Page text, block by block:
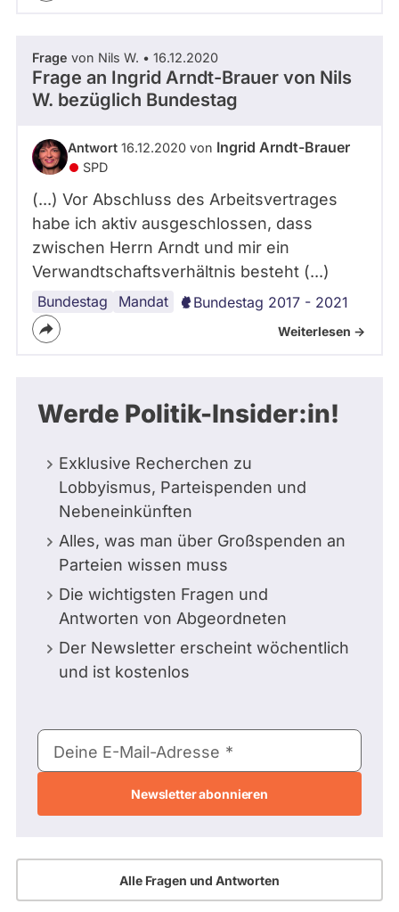
Frage von Nils W. • 16.12.2020
Frage an Ingrid Arndt-Brauer von Nils
W. bezüglich Bundestag
Antwort 16.12.2020 von Ingrid Arndt-Brauer
SPD
(...) Vor Abschluss des Arbeitsvertrages
habe ich aktiv ausgeschlossen, dass
zwischen Herrn Arndt und mir ein
Verwandtschaftsverhältnis besteht (...)
Bundestag Mandat
Arbeit Bundestag 2017 - 2021
Weiterlesen ->
Werde Politik-Insider:in!
Exklusive Recherchen zu
Lobbyismus, Parteispenden und
Nebeneinkünften
Alles, was man über Großspenden an
Parteien wissen muss
Die wichtigsten Fragen und
Antworten von Abgeordneten
Der Newsletter erscheint wöchentlich
und ist kostenlos
E-
Mail-
Deine E-Mail-Adresse
Alle Fragen und Antworten